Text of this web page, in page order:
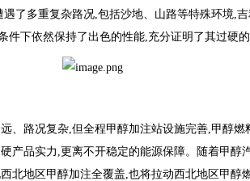
了多重复杂路况,包括沙地、山路等特殊环境,
件下依然保持了出色的性能,充分证明了其过硬的
、路况复杂,但全程甲醇加注站设施完善,甲醇燃
产品实力,更离不开稳定的能源保障。随着甲醇
北地区甲醇加注全覆盖,也将拉动西北地区甲醇